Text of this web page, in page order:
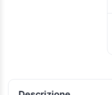
Descrizione e